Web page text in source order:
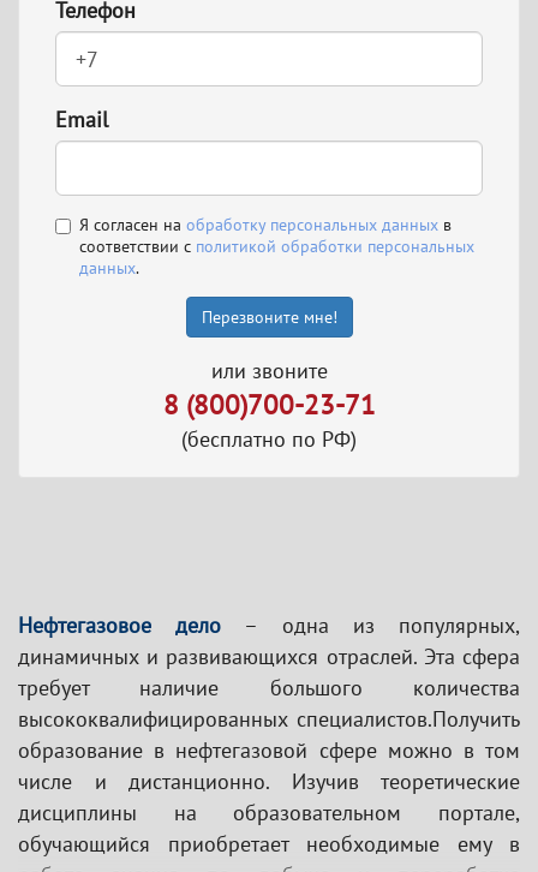
Телефон
Email
Я согласен на обработку персональных данных в
соответствии с политикой обработки персональных
данных.
Перезвоните мне!
или звоните
8 (800)700-23-71
(бесплатно по РФ)
Нефтегазовое дело – одна из популярных,
динамичных и развивающихся отраслей. Эта сфера
требует наличие большого количества
высококвалифицированных специалистов.Получить
образование в нефтегазовой сфере можно в том
числе и дистанционно. Изучив теоретические
дисциплины на образовательном портале,
обучающийся приобретает необходимые ему в